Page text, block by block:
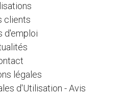
clients
d'emploi
légales
d'Utilisation - Avis